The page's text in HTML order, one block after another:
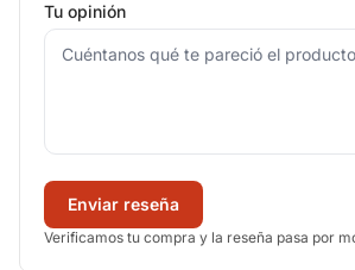
Tu opinión
Enviar reseña
Verificamos tu compra y la reseña pasa por